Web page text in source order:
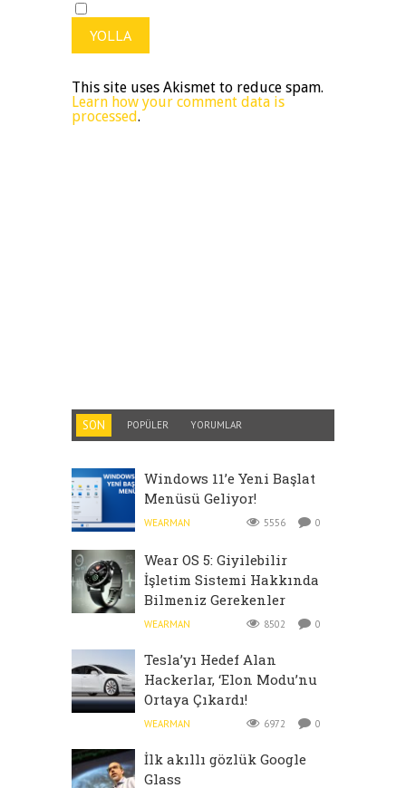
This site uses Akismet to reduce spam.
Learn how your comment data is
processed.
SON POPÜLER YORUMLAR
Windows 11’e Yeni Başlat
Menüsü Geliyor!
WEARMAN 5556 0
Wear OS 5: Giyilebilir
İşletim Sistemi Hakkında
Bilmeniz Gerekenler
WEARMAN 8502 0
Tesla’yı Hedef Alan
Hackerlar, ‘Elon Modu’nu
Ortaya Çıkardı!
WEARMAN 6972 0
İlk akıllı gözlük Google
Glass